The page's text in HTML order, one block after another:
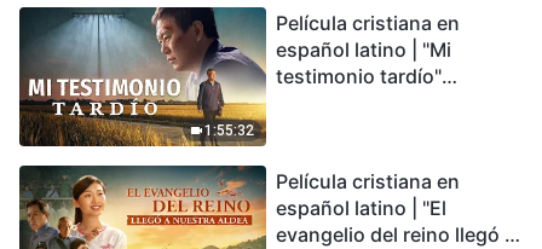
1:55:32
Película cristiana en
español latino | "Mi
testimonio tardío"
conmovedor
Película cristiana en
español latino | "El
evangelio del reino llegó a